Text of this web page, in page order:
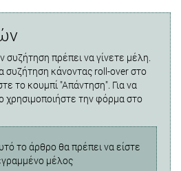
συζήτηση πρέπει να γίνετε μέλη.
συζήτηση κάνοντας roll-over στο
το κουμπί "Απάντηση". Για να
χρησιμοποιήστε την φόρμα στο
το άρθρο θα πρέπει να είστε
μέλος